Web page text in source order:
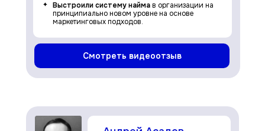
Выстроили систему наймав организации на
принципиально новом уровне на основе
маркетинговых подходов.
Смотреть видеоотзыв